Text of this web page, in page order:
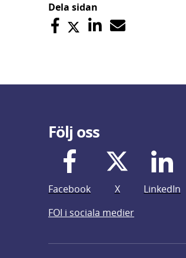
Dela sidan
Följ oss
Facebook X LinkedIn
FOI i sociala medier